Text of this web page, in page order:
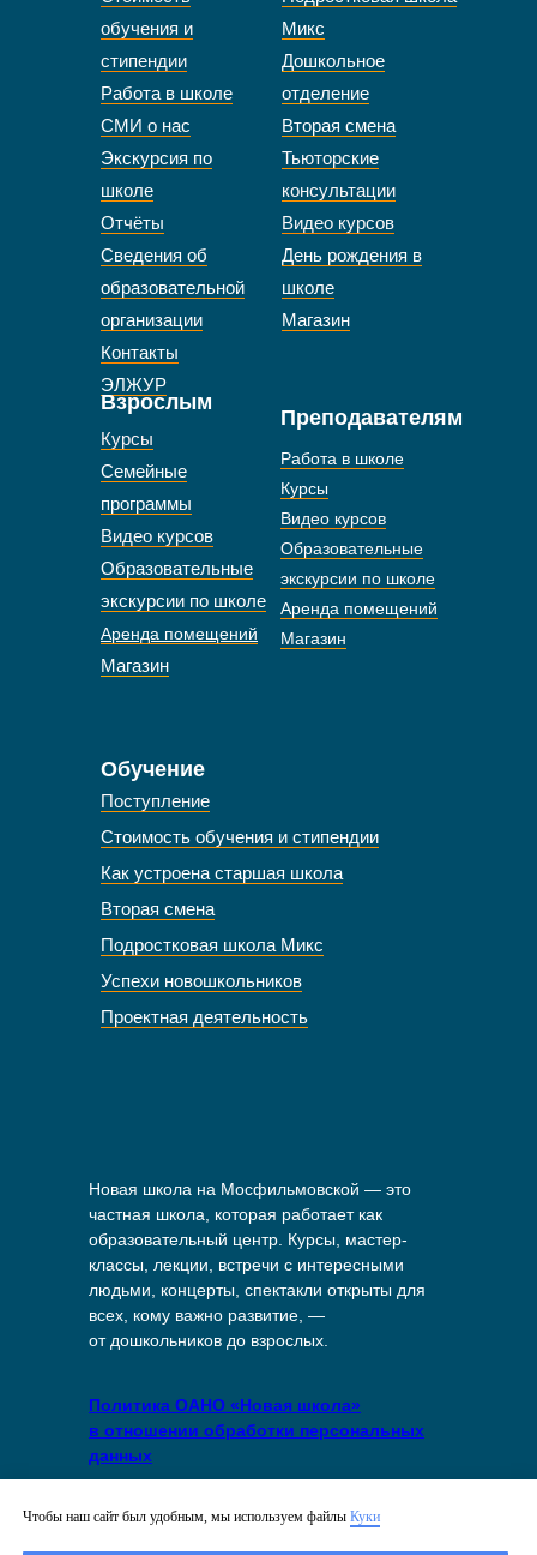
обучения и
стипендии
Работа в школе
СМИ о нас
Экскурсия по
школе
Отчёты
Сведения об
образовательной
организации
Контакты
ЭЛЖУР
Микс
Дошкольное
отделение
Вторая смена
Тьюторские
консультации
Видео курсов
День рождения в
школе
Магазин
Взрослым
Новая школа на Мосфильмовской — это
частная школа, которая работает как
образовательный центр. Курсы, мастер-
классы, лекции, встречи с интересными
людьми, концерты, спектакли открыты для
всех, кому важно развитие, —
от дошкольников до взрослых.
Обучение
Курсы
Семейные
программы
Видео курсов
Образовательные
экскурсии по школе
Аренда помещений
Магазин
Преподавателям
Работа в школе
Курсы
Видео курсов
Образовательные
экскурсии по школе
Аренда помещений
Магазин
Поступление
Стоимость обучения и стипендии
Как устроена старшая школа
Вторая смена
Подростковая школа Микс
Успехи новошкольников
Проектная деятельность
Политика ОАНО «Новая школа»
в отношении обработки персональных
данных
на сайте
Чтобы наш сайт был удобным, мы используем файлы Куки